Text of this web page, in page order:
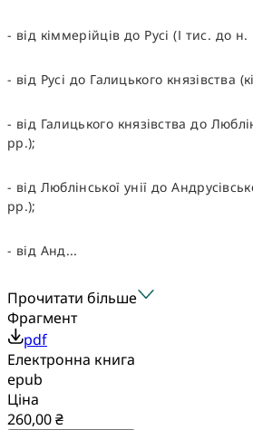
- від кіммерійців до Русі (І тис. до
- від Русі до Галицького князівства
- від Галицького князівства до
рр.);
- від Люблінської унії до
рр.);
- від Анд...
Прочитати більше
Фрагмент
pdf
Електронна книга
epub
Ціна
260,00 ₴